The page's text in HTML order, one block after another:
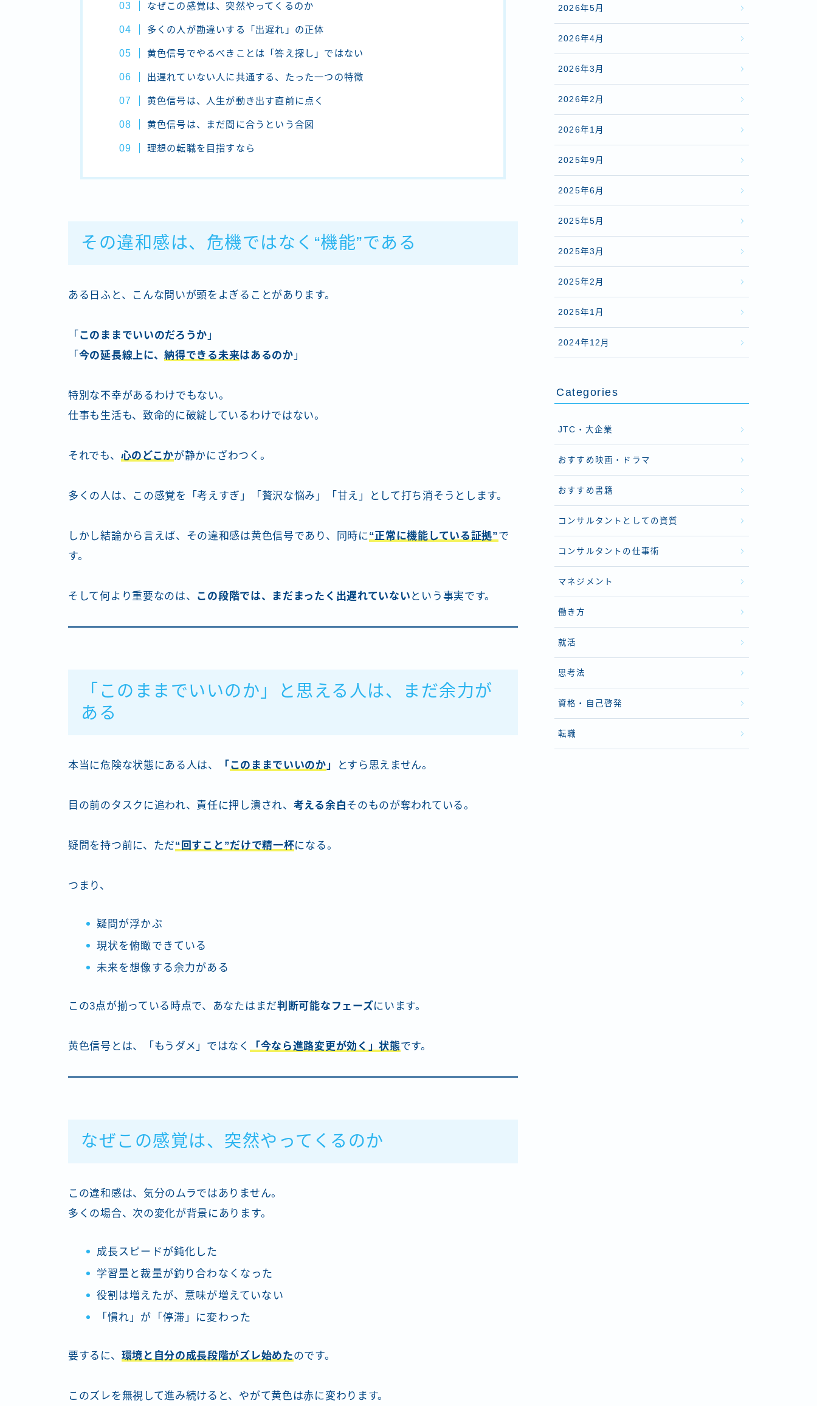
なぜこの感覚は、突然やってくるのか
多くの人が勘違いする「出遅れ」の正体
黄色信号でやるべきことは「答え探し」ではない
出遅れていない人に共通する、たった一つの特徴
黄色信号は、人生が動き出す直前に点く
黄色信号は、まだ間に合うという合図
理想の転職を目指すなら
その違和感は、危機ではなく“機能”である
ある日ふと、こんな問いが頭をよぎることがあります。
「 このままでいいのだろうか 」
「 今の延長線上に、納得できる未来はあるのか 」
特別な不幸があるわけでもない。
仕事も生活も、致命的に破綻しているわけではない。
それでも、 心のどこかが静かにざわつく。
多くの人は、この感覚を「考えすぎ」「贅沢な悩み」「甘え」として打ち消そうとします。
しかし結論から言えば、その違和感は黄色信号であり、同時に“正常に機能している証拠”で
す。
そして何より重要なのは、 この段階では、まだまったく出遅れていない という事実です。
「このままでいいのか」と思える人は、まだ余力が
ある
本当に危険な状態にある人は、 「 このままでいいのか 」 とすら思えません。
目の前のタスクに追われ、責任に押し潰され、 考える余白 そのものが奪われている。
疑問を持つ前に、ただ“回すこと”だけで精一杯になる。
つまり、
疑問が浮かぶ
現状を俯瞰できている
未来を想像する余力がある
この3点が揃っている時点で、あなたはまだ判断可能なフェーズにいます。
黄色信号とは、「もうダメ」ではなく 「今なら進路変更が効く」状態です。
なぜこの感覚は、突然やってくるのか
この違和感は、気分のムラではありません。
多くの場合、次の変化が背景にあります。
成長スピードが鈍化した
学習量と裁量が釣り合わなくなった
役割は増えたが、意味が増えていない
「慣れ」が「停滞」に変わった
要するに、 環境と自分の成長段階がズレ始めたのです。
このズレを無視して進み続けると、やがて黄色は赤に変わります。
2026年5月
2026年4月
2026年3月
2026年2月
2026年1月
2025年9月
2025年6月
2025年5月
2025年3月
2025年2月
2025年1月
2024年12月
Categories
JTC・大企業
おすすめ映画・ドラマ
おすすめ書籍
コンサルタントとしての資質
コンサルタントの仕事術
マネジメント
働き方
就活
思考法
資格・自己啓発
転職